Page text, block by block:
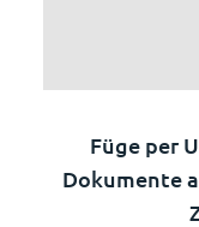
Füge per
Dokumente